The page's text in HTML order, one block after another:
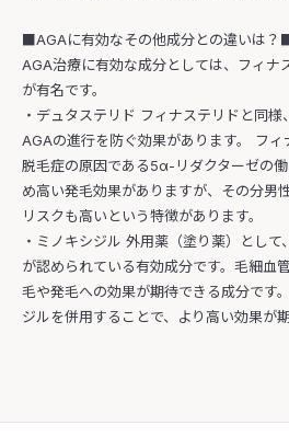
■AGAに有効なその他成分との違いは？
AGA治療に有効な成分としては、フィナ
が有名です。
・デュタステリド フィナステリドと同
AGAの進行を防ぐ効果があります。 フ
脱毛症の原因である5α-リダクターゼの
め高い発毛効果がありますが、その分男
リスクも高いという特徴があります。
・ミノキシジル 外用薬（塗り薬）とし
が認められている有効成分です。毛細血
毛や発毛への効果が期待できる成分です
ジルを併用することで、より高い効果が